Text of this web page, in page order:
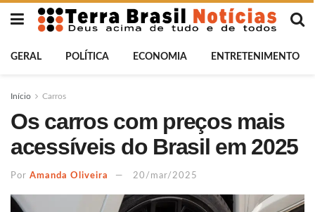
GERAL POLÍTICA ECONOMIA ENTRETENIMENTO
Início Carros
Os carros com preços mais
acessíveis do Brasil em 2025
Por Amanda Oliveira 20/mar/2025